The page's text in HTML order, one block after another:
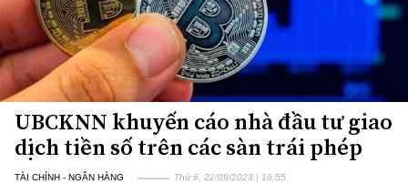
UBCKNN khuyến cáo nhà đầu tư giao
dịch tiền số trên các sàn trái phép
TÀI CHÍNH - NGÂN HÀNG Thứ 6, 22/09/2023 | 16:55